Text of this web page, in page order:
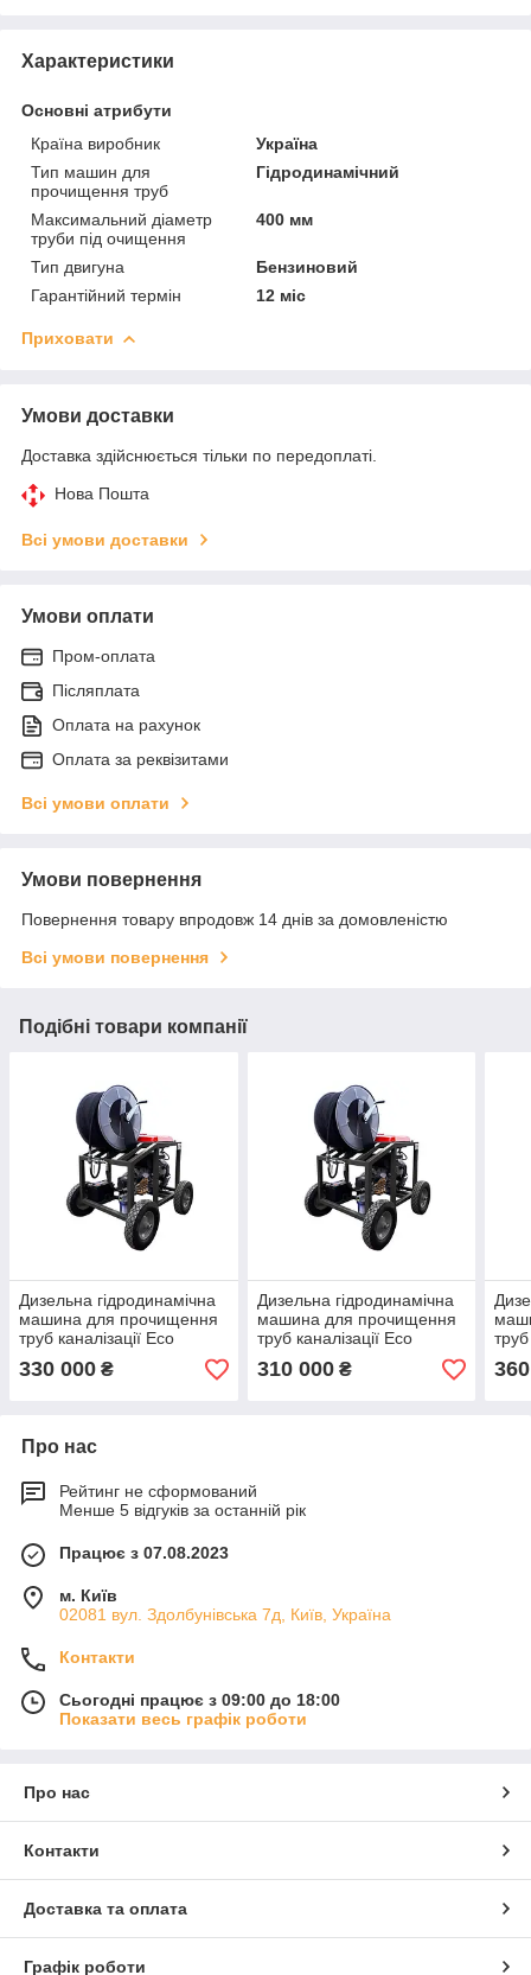
Характеристики
Основні атрибути
Країна виробник
Україна
Тип машин для
прочищення труб
Гідродинамічний
Максимальний діаметр
труби під очищення
400 мм
Тип двигуна
Бензиновий
Гарантійний термін
12 міс
Приховати
Умови доставки
Доставка здійснюється тільки по передоплаті.
Нова Пошта
Всі умови доставки
Умови оплати
Пром-оплата
Післяплата
Оплата на рахунок
Оплата за реквізитами
Всі умови оплати
Умови повернення
Повернення товару впродовж 14 днів за домовленістю
Всі умови повернення
Подібні товари компанії
Дизельна гідродинамічна
машина для прочищення
труб каналізації Eco
253530D
330 000 ₴
Дизельна гідродинамічна
машина для прочищення
труб каналізації Eco
302020D
310 000₴
труб
Про нас
Рейтинг не сформований
Менше 5 відгуків за останній рік
Працює з 07.08.2023
м. Київ
02081 вул. Здолбунівська 7д, Київ, Україна
Контакти
Сьогодні працює з 09:00 до 18:00
Показати весь графік роботи
Про нас
Контакти
Доставка та оплата
Графік роботи